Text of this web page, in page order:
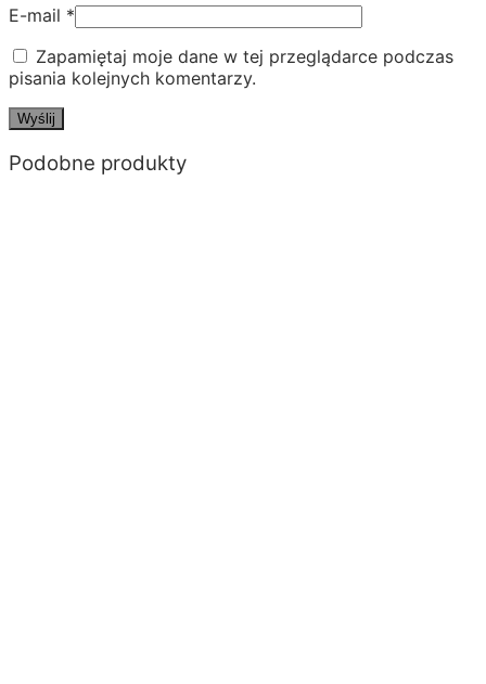
E-mail *
Zapamiętaj moje dane w tej przeglądarce podczas
pisania kolejnych komentarzy.
Podobne produkty